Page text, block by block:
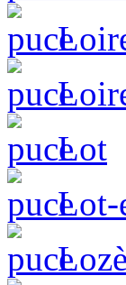
Lot
Lot-